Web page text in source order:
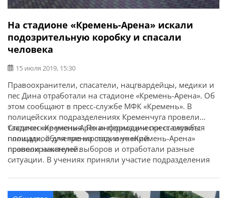
На стадионе «Кремень-Арена» искали
подозрительную коробку и спасали
человека
15 июля 2019, 15:30
Правоохранители, спасатели, нацгвардейцы, медики и
пес Дина отработали на стадионе «Кремень-Арена». Об
этом сообщают в пресс-службе МФК «Кремень». В
полицейских подразделениях Кременчуга провели
тактические учения. По информации пресс-службы
полиции, обучение на стадионе «Кремень-Арена»
провели накануне выборов и отработали разные
ситуации. В учениях приняли участие подразделения
гвардии, ГСЧС и медики. Спасатели и правоохранители:
— воссоздали ситуации избирательных нарушений,
Стадион «Кремень-Арена» периодически становится
площадкой для тренировок и учений
правоохранителей.